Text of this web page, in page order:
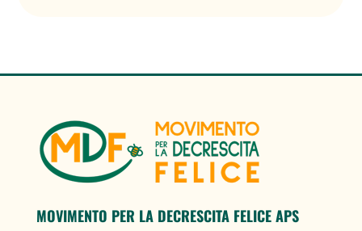
MOVIMENTO PER LA DECRESCITA FELICE APS